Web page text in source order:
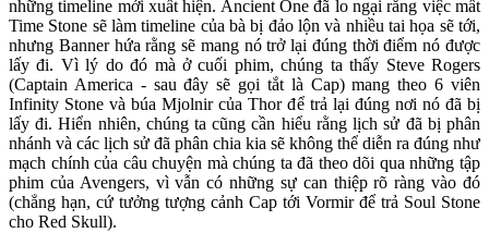
những timeline mới xuất hiện. Ancient One đã lo ngại rằng việc mất
Time Stone sẽ làm timeline của bà bị đảo lộn và nhiều tai họa sẽ tới,
nhưng Banner hứa rằng sẽ mang nó trở lại đúng thời điểm nó được
lấy đi. Vì lý do đó mà ở cuối phim, chúng ta thấy Steve Rogers
(Captain America - sau đây sẽ gọi tắt là Cap) mang theo 6 viên
Infinity Stone và búa Mjolnir của Thor để trả lại đúng nơi nó đã bị
lấy đi. Hiển nhiên, chúng ta cũng cần hiểu rằng lịch sử đã bị phân
nhánh và các lịch sử đã phân chia kia sẽ không thể diễn ra đúng như
mạch chính của câu chuyện mà chúng ta đã theo dõi qua những tập
phim của Avengers, vì vẫn có những sự can thiệp rõ ràng vào đó
(chẳng hạn, cứ tưởng tượng cảnh Cap tới Vormir để trả Soul Stone
cho Red Skull).